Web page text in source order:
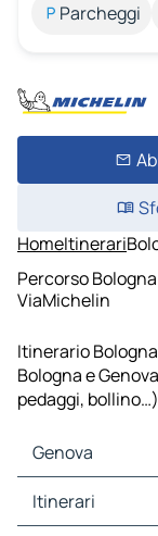
Parcheggi
HomeItinerari
Percorso
ViaMichelin
Itinerario
Bologna e
pedaggi,
Genova
Genova Mappe
Genova Traffico
Itinerari